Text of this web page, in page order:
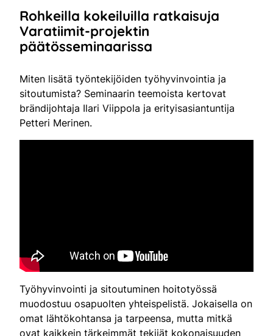
Rohkeilla kokeiluilla ratkaisuja
Varatiimit-projektin
päätösseminaarissa
Miten lisätä työntekijöiden työhyvinvointia ja
sitoutumista? Seminaarin teemoista kertovat
brändijohtaja Ilari Viippola ja erityisasiantuntija
Petteri Merinen.
Työhyvinvointi ja sitoutuminen hoitotyössä
muodostuu osapuolten yhteispelistä. Jokaisella on
omat lähtökohtansa ja tarpeensa, mutta mitkä
ovat kaikkein tärkeimmät tekijät kokonaisuuden